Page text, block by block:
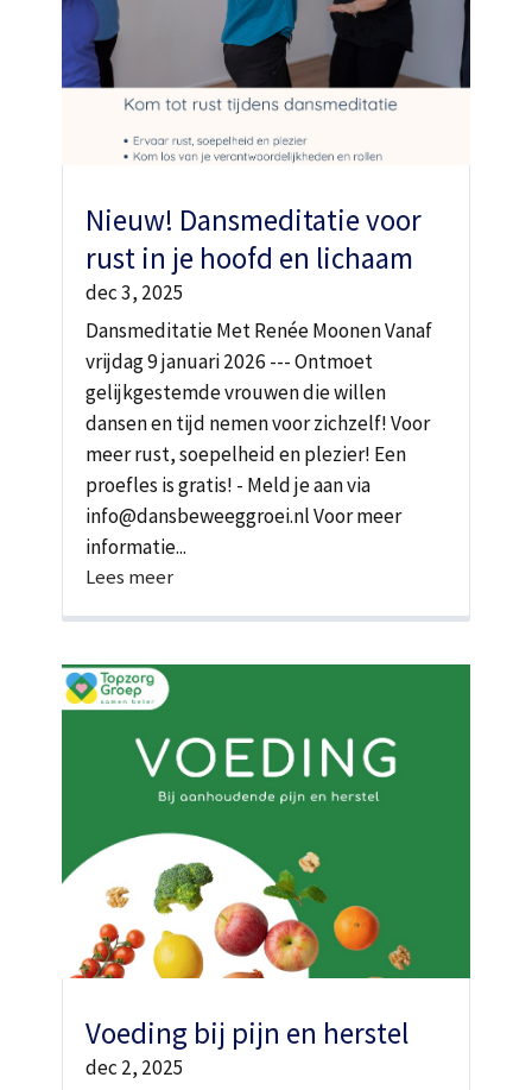
Nieuw! Dansmeditatie voor
rust in je hoofd en lichaam
dec 3, 2025
Dansmeditatie Met Renée Moonen Vanaf
vrijdag 9 januari 2026 --- Ontmoet
gelijkgestemde vrouwen die willen
dansen en tijd nemen voor zichzelf! Voor
meer rust, soepelheid en plezier! Een
proefles is gratis! - Meld je aan via
info@dansbeweeggroei.nl Voor meer
informatie...
Lees meer
Voeding bij pijn en herstel
dec 2, 2025